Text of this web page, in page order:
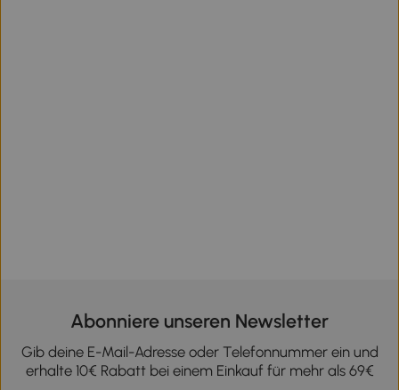
Abonniere unseren Newsletter
Gib deine E-Mail-Adresse oder Telefonnummer ein und
erhalte 10€ Rabatt bei einem Einkauf für mehr als 69€